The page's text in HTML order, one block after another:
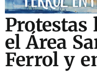
Protestas
el Área
Ferrol y